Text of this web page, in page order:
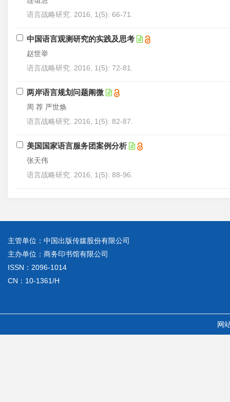
语言战略研究. 2016, 1(5): 66-71.
中国语言观测研究的实践及思考
赵世举
语言战略研究. 2016, 1(5): 72-81.
两岸语言规划问题阐微
周 荐 严世焕
语言战略研究. 2016, 1(5): 82-87.
美国国家语言服务团案例分析
张天伟
语言战略研究. 2016, 1(5): 88-96.
主管单位：中国出版传媒股份有限公司
主办单位：商务印书馆有限公司
ISSN：2096-1014
CN：10-1361/H
网